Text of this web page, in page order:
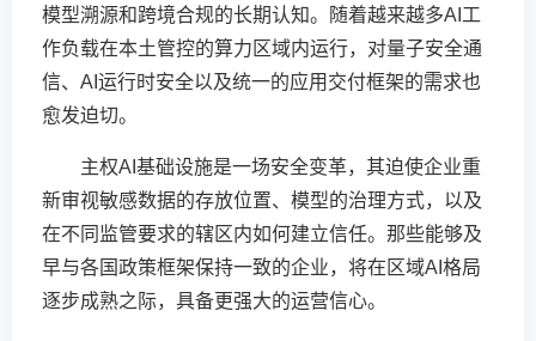
模型溯源和跨境合规的长期认知。随着越来越多AI工
作负载在本土管控的算力区域内运行，对量子安全通
信、AI运行时安全以及统一的应用交付框架的需求也
愈发迫切。
主权AI基础设施是一场安全变革，其迫使企业重
新审视敏感数据的存放位置、模型的治理方式，以及
在不同监管要求的辖区内如何建立信任。那些能够及
早与各国政策框架保持一致的企业，将在区域AI格局
逐步成熟之际，具备更强大的运营信心。